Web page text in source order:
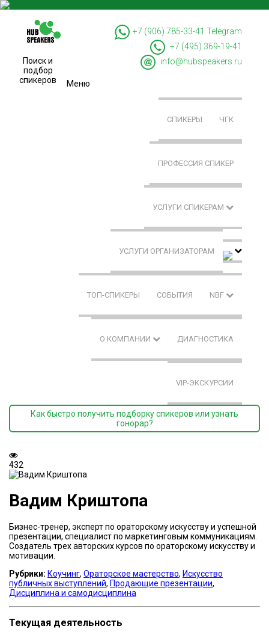
Поиск и
подбор
спикеров
+7 (906) 785-33-41 Telegram
+7 (495) 369-19-41
info@hubspeakers.ru
Меню
СПИКЕРЫ ЧГК
ПРОФЕССИЯ СПИКЕР
УСЛУГИ СПИКЕРАМ
УСЛУГИ ОРГАНИЗАТОРАМ
ТОП-СПИКЕРЫ СОБЫТИЯ NBF
О КОМПАНИИ ДИАГНОСТИКА
VIP-ЭКСКУРСИИ
Как быстро получить подборку спикеров или узнать
гонорар?
432
Вадим Криштопа
Бизнес-тренер, эксперт по ораторскому искусству и успешной
презентации, специалист по маркетинговым коммуникациям.
Создатель трех авторских курсов по ораторскому искусству и
мотивации.
Рубрики: Коучинг, Ораторское мастерство, Искусство
публичных выступлений, Продающие презентации,
Дисциплина и самодисциплина
Текущая деятельность